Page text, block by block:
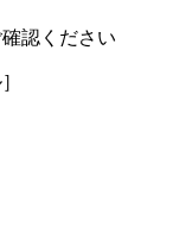
認ください